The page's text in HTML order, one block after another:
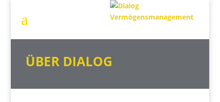
ÜBER DIALOG